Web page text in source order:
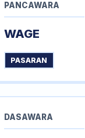
PANCAWARA
WAGE
PASARAN
DASAWARA